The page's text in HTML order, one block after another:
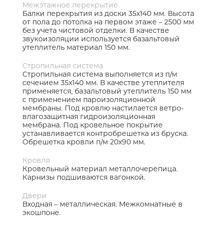
Межэтажное перекрытие
Балки перекрытия из доски 35х140 мм. Высота
от пола до потолка на первом этаже – 2500 мм
без учета чистовой отделки. В качестве
звукоизоляции используется базальтовый
утеплитель материал 150 мм.
Стропильная система
Стропильная система выполняется из п/м
сечением 35х140 мм. В качестве утеплителя
применяется, базальтовый утеплитель 150 мм
с применением пароизоляционной
мембраны. Под кровлю настилается ветро-
влагозащитная гидроизоляционная
мембрана. Под кровельное покрытие
устанавливается контробрешетка из бруска.
Обрешетка кровли п/м 20х90 мм.
Кровля
Кровельный материал металлочерепица.
Карнизы подшиваются вагонкой.
Двери
Входная – металлическая. Межкомнатные в
экошпоне.